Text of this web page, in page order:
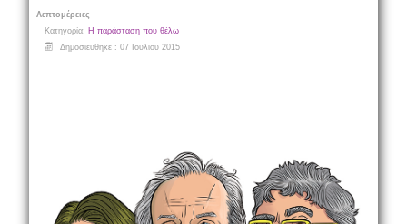
Λεπτομέρειες
Κατηγορία: Η παράσταση που θέλω
Δημοσιεύθηκε : 07 Ιουλίου 2015